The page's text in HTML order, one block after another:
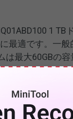
1 TB
最適です。一
は最大60GBの容
1